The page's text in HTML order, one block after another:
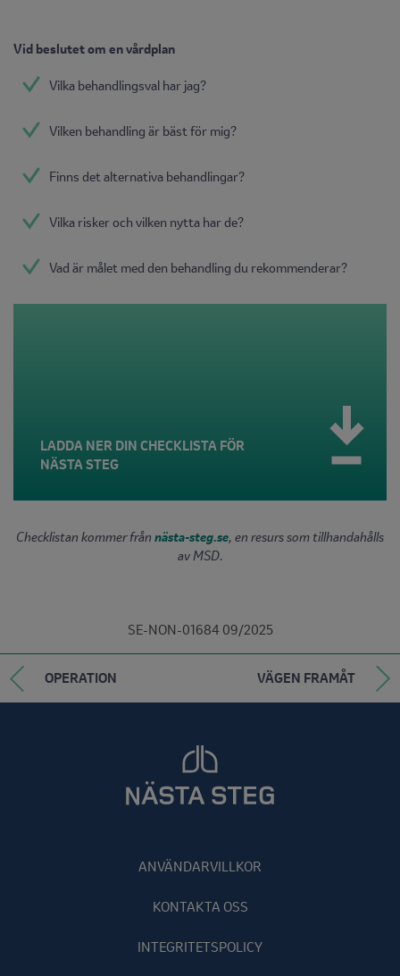
Vid beslutet om en vårdplan
Vilka behandlingsval har jag?
Vilken behandling är bäst för mig?
Finns det alternativa behandlingar?
Vilka risker och vilken nytta har de?
Vad är målet med den behandling du rekommenderar?
LADDA NER DIN CHECKLISTA FÖR
NÄSTA STEG
Checklistan kommer från nästa-steg.se, en resurs som tillhandahålls
av MSD.
SE-NON-01684 09/2025
OPERATION VÄGEN FRAMÅT
ANVÄNDARVILLKOR
KONTAKTA OSS
INTEGRITETSPOLICY